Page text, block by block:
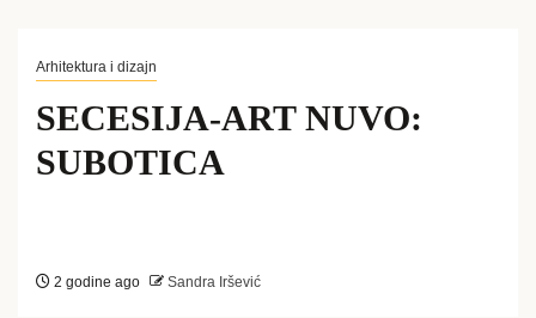
Arhitektura i dizajn
SECESIJA-ART NUVO:
SUBOTICA
2 godine ago Sandra Iršević